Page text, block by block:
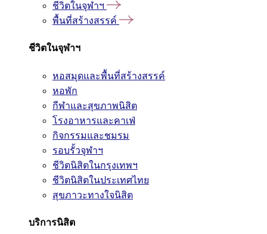
ชีวิตในจุฬาฯ
พื้นที่สร้างสรรค์
ชีวิตในจุฬาฯ
หอสมุดและพื้นที่สร้างสรรค์
หอพัก
กีฬาและสุขภาพนิสิต
โรงอาหารและคาเฟ่
กิจกรรมและชมรม
รอบรั้วจุฬาฯ
ชีวิตนิสิตในกรุงเทพฯ
ชีวิตนิสิตในประเทศไทย
สุขภาวะทางใจนิสิต
บริการนิสิต